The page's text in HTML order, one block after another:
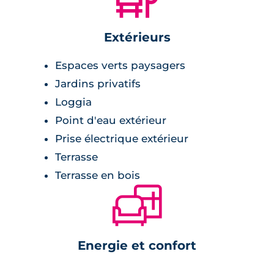
choisir un quotidien serein et épanoui dans
un environnement verdoyant à deux pas des
Extérieurs
Espaces verts paysagers
Jardins privatifs
Loggia
Point d'eau extérieur
Prise électrique extérieur
Terrasse
Terrasse en bois
🛋
Energie et confort